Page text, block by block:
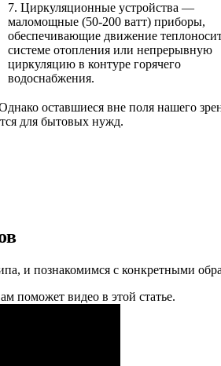
7. Циркуляционные устройства —
маломощные (50-200 ватт) приборы,
обеспечивающие движение
системе отопления или непрерывную
циркуляцию в контуре горячего
водоснабжения.
оставшиеся вне поля нашего
для бытовых нужд.
и познакомимся с конкретными
поможет видео в этой статье.